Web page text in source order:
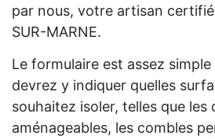
par nous, votre artisan certifié
SUR-MARNE.
Le formulaire est assez
devrez y indiquer quelles
souhaitez isoler, telles que les
aménageables, les combles